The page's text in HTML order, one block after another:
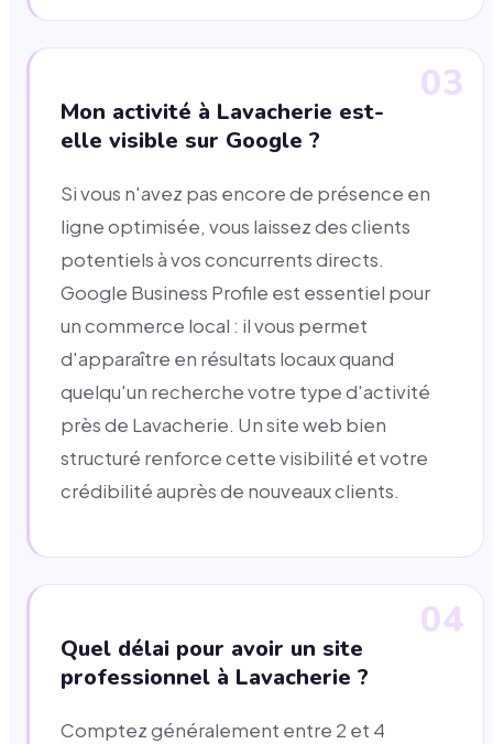
03
Mon activité à Lavacherie est-
elle visible sur Google ?
Si vous n'avez pas encore de présence en
ligne optimisée, vous laissez des clients
potentiels à vos concurrents directs.
Google Business Profile est essentiel pour
un commerce local : il vous permet
d'apparaître en résultats locaux quand
quelqu'un recherche votre type d'activité
près de Lavacherie. Un site web bien
structuré renforce cette visibilité et votre
crédibilité auprès de nouveaux clients.
04
Quel délai pour avoir un site
professionnel à Lavacherie ?
Comptez généralement entre 2 et 4